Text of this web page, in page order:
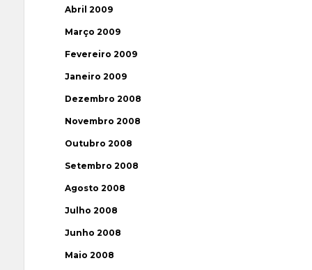
Abril 2009
Março 2009
Fevereiro 2009
Janeiro 2009
Dezembro 2008
Novembro 2008
Outubro 2008
Setembro 2008
Agosto 2008
Julho 2008
Junho 2008
Maio 2008